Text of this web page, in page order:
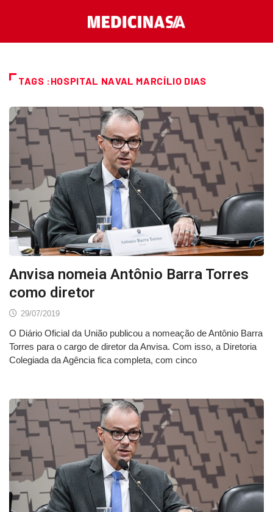
TAGS :HOSPITAL NAVAL MARCÍLIO DIAS
Anvisa nomeia Antônio Barra Torres
como diretor
29/07/2019
O Diário Oficial da União publicou a nomeação de Antônio Barra
Torres para o cargo de diretor da Anvisa. Com isso, a Diretoria
Colegiada da Agência fica completa, com cinco